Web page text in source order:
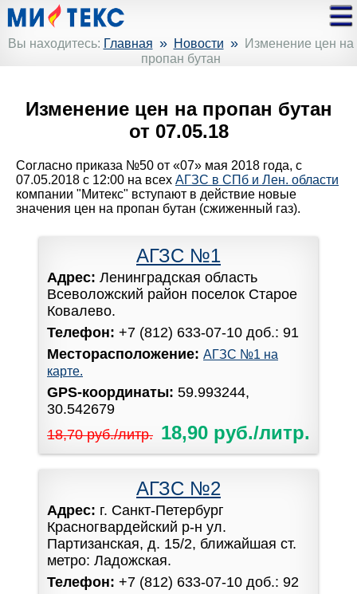
Вы находитесь: Главная » Новости » Изменение цен на
пропан бутан
Изменение цен на пропан бутан
от 07.05.18
Согласно приказа №50 от «07» мая 2018 года, с
07.05.2018 с 12:00 на всех АГЗС в СПб и Лен. области
компании "Митекс" вступают в действие новые
значения цен на пропан бутан (сжиженный газ).
АГЗС №1
Адрес: Ленинградская область
Всеволожский район поселок Старое
Ковалево.
Телефон: +7 (812) 633-07-10 доб.: 91
Месторасположение: АГЗС №1 на
карте.
GPS-координаты: 59.993244,
30.542679
18,70 руб./литр. 18,90 руб./литр.
АГЗС №2
Адрес: г. Санкт-Петербург
Красногвардейский р-н ул.
Партизанская, д. 15/2, ближайшая ст.
метро: Ладожская.
Телефон: +7 (812) 633-07-10 доб.: 92